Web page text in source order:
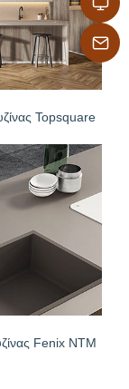
Topsquare
Fenix NTM